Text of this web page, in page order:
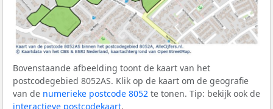
Bovenstaande afbeelding toont de kaart van het
postcodegebied 8052AS. Klik op de kaart om de geografie
van de numerieke postcode 8052 te tonen. Tip: bekijk ook de
interactieve postcodekaart.